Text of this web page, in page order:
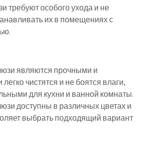
требуют особого ухода и не
их в помещениях с
являются прочными и
чистятся и не боятся влаги,
для кухни и ванной комнаты.
доступны в различных цветах и
выбрать подходящий вариант